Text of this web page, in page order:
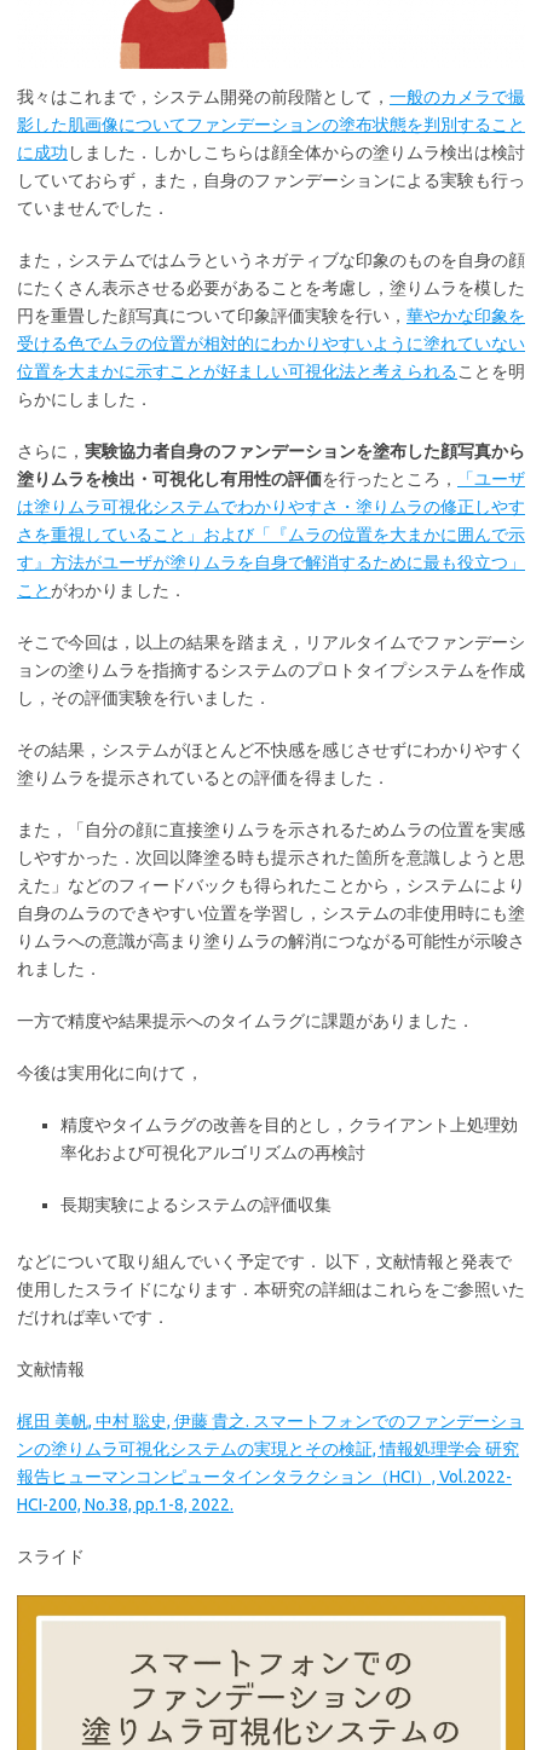
我々はこれまで，システム開発の前段階として， 一般のカメラで撮
影した肌画像についてファンデーションの塗布状態を判別すること
に成功 しました．しかしこちらは顔全体からの塗りムラ検出は検討
していておらず，また，自身のファンデーションによる実験も行っ
ていませんでした．
また，システムではムラというネガティブな印象のものを自身の顔
にたくさん表示させる必要があることを考慮し，塗りムラを模した
円を重畳した顔写真について印象評価実験を行い， 華やかな印象を
受ける色でムラの位置が相対的にわかりやすいように塗れていない
位置を大まかに示すことが好ましい可視化法と考えられることを明
らかにしました．
さらに， 実験協力者自身のファンデーションを塗布した顔写真から
塗りムラを検出・可視化し有用性の評価を行ったところ，
「ユーザ
は塗りムラ可視化システムでわかりやすさ・塗りムラの修正しやす
さを重視していること」および「『ムラの位置を大まかに囲んで示
す』方法がユーザが塗りムラを自身で解消するために最も役立つ」
ことがわかりました．
そこで今回は，以上の結果を踏まえ，リアルタイムでファンデーシ
ョンの塗りムラを指摘するシステムのプロトタイプシステムを作成
し，その評価実験を行いました．
その結果，システムがほとんど不快感を感じさせずにわかりやすく
塗りムラを提示されているとの評価を得ました．
また，「自分の顔に直接塗りムラを示されるためムラの位置を実感
しやすかった．次回以降塗る時も提示された箇所を意識しようと思
えた」などのフィードバックも得られたことから，システムにより
自身のムラのできやすい位置を学習し，システムの非使用時にも塗
りムラへの意識が高まり塗りムラの解消につながる可能性が示唆さ
れました．
一方で精度や結果提示へのタイムラグに課題がありました．
今後は実用化に向けて，
精度やタイムラグの改善を目的とし，クライアント上処理効
率化および可視化アルゴリズムの再検討
長期実験によるシステムの評価収集
などについて取り組んでいく予定です． 以下，文献情報と発表で
使用したスライドになります．本研究の詳細はこれらをご参照いた
だければ幸いです．
文献情報
梶田 美帆, 中村 聡史, 伊藤 貴之. スマートフォンでのファンデーショ
ンの塗りムラ可視化システムの実現とその検証, 情報処理学会 研究
報告ヒューマンコンピュータインタラクション（HCI）, Vol.2022-
HCI-200, No.38, pp.1-8, 2022.
スライド